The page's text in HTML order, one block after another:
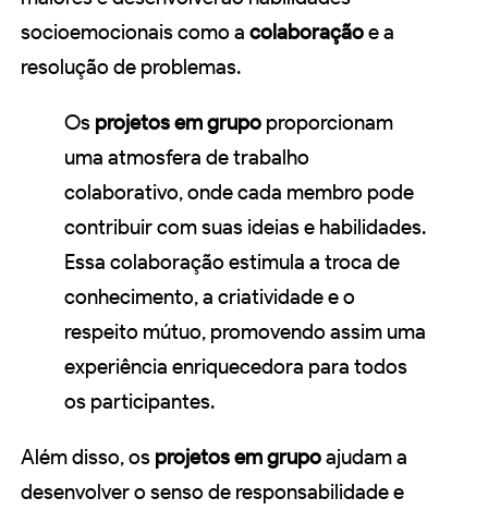
socioemocionais como a colaboraçãoe a
resolução de problemas.
Os projetos em grupo proporcionam
uma atmosfera de trabalho
colaborativo, onde cada membro pode
contribuir com suas ideias e habilidades.
Essa colaboração estimula a troca de
conhecimento, a criatividade e o
respeito mútuo, promovendo assim uma
experiência enriquecedora para todos
os participantes.
Além disso, os projetos em grupoajudam a
desenvolver o senso de responsabilidade e